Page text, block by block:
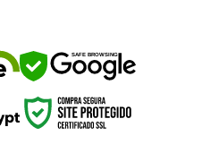
SAFE BROWSING